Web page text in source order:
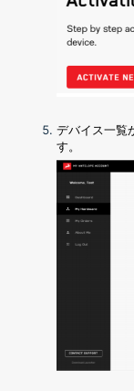
デバイス一覧
す。